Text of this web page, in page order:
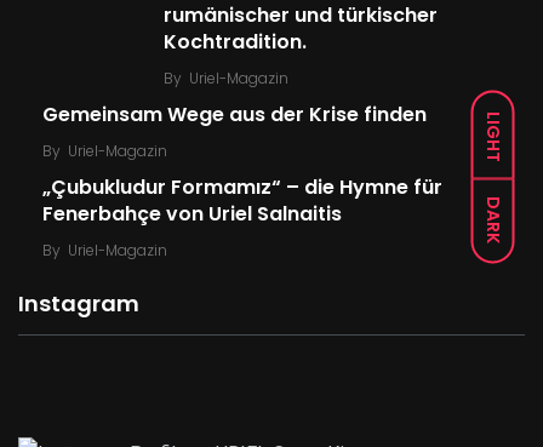
LIGHT
DARK
rumänischer und türkischer
Kochtradition.
By Uriel-Magazin
Gemeinsam Wege aus der Krise finden
By Uriel-Magazin
„Çubukludur Formamız“ – die Hymne für
Fenerbahçe von Uriel Salnaitis
By Uriel-Magazin
Instagram